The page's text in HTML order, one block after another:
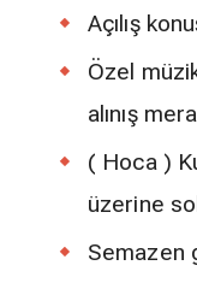
Açılış
Özel
alınış
( Hoca )
üzerine
Semazen